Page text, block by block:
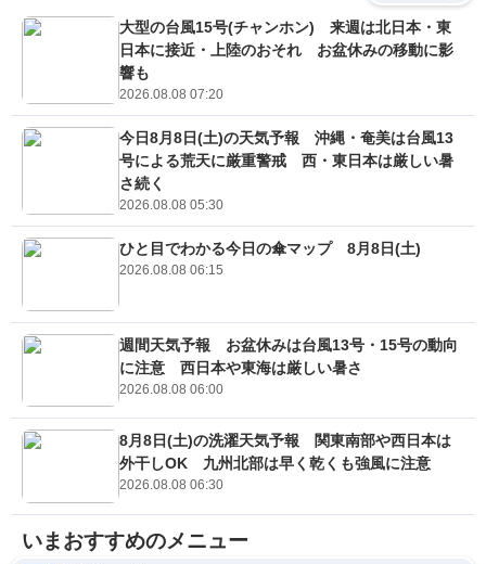
大型の台風15号(チャンホン) 来週は北日本・東
日本に接近・上陸のおそれ お盆休みの移動に影
響も
2026.08.08 07:20
今日8月8日(土)の天気予報 沖縄・奄美は台風13
号による荒天に厳重警戒 西・東日本は厳しい暑
さ続く
2026.08.08 05:30
ひと目でわかる今日の傘マップ 8月8日(土)
2026.08.08 06:15
週間天気予報 お盆休みは台風13号・15号の動向
に注意 西日本や東海は厳しい暑さ
2026.08.08 06:00
8月8日(土)の洗濯天気予報 関東南部や西日本は
外干しOK 九州北部は早く乾くも強風に注意
2026.08.08 06:30
いまおすすめのメニュー